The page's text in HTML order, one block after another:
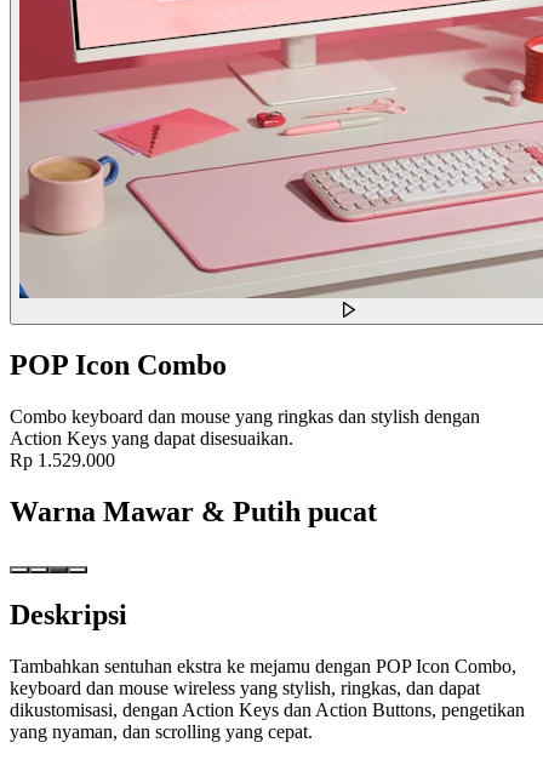
POP Icon Combo
Combo keyboard dan mouse yang ringkas dan stylish dengan
Action Keys yang dapat disesuaikan.
Rp 1.529.000
Warna Mawar & Putih pucat
Deskripsi
Tambahkan sentuhan ekstra ke mejamu dengan POP Icon Combo,
keyboard dan mouse wireless yang stylish, ringkas, dan dapat
dikustomisasi, dengan Action Keys dan Action Buttons, pengetikan
yang nyaman, dan scrolling yang cepat.